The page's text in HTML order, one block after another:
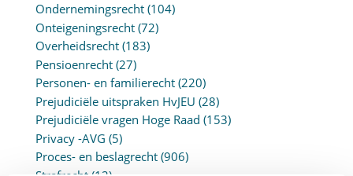
Ondernemingsrecht(104)
Onteigeningsrecht(72)
Overheidsrecht(183)
Pensioenrecht(27)
Personen- en familierecht(220)
Prejudiciële uitspraken HvJEU (28)
Prejudiciële vragen Hoge Raad (153)
Privacy -AVG (5)
Proces- en beslagrecht(906)